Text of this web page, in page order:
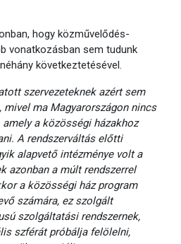
hogy közművelődés-
vonatkozásban sem tudunk
következtetésével.
szervezeteknek azért sem
mivel ma Magyarországon nincs
a közösségi házakhoz
A rendszerváltás előtti
alapvető intézménye volt a
azonban a múlt rendszerrel
a közösségi ház program
számára, ez szolgált
szolgáltatási rendszernek,
szférát próbálja felölelni,